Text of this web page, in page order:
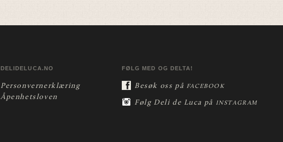
DELIDELUCA.NO
Personvernerklæring
Åpenhetsloven
FØLG MED OG DELTA!
Besøk oss på FACEBOOK
Følg Deli de Luca på INSTAGRAM